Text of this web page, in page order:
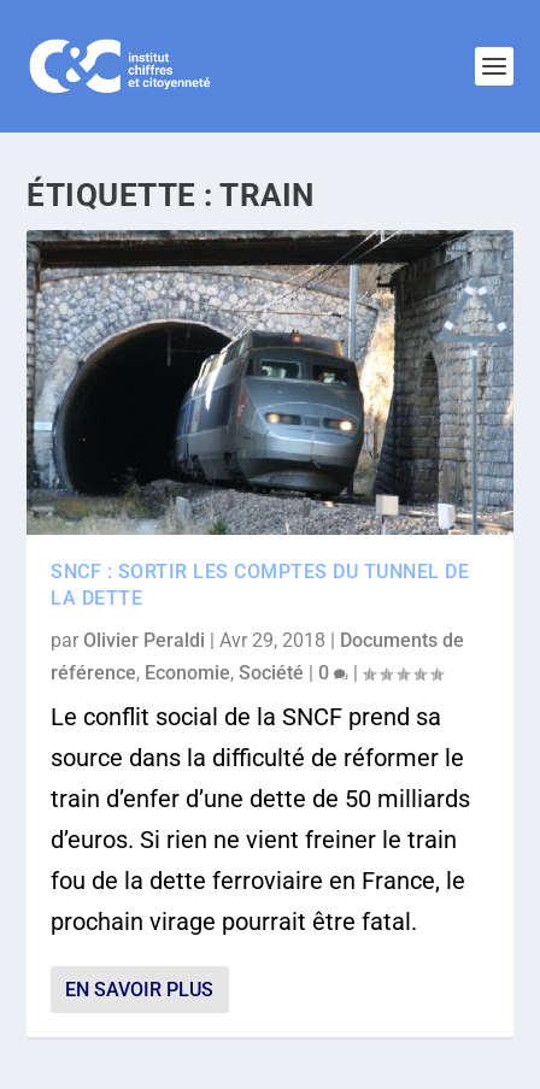
ÉTIQUETTE :TRAIN
SNCF : SORTIR LES COMPTES DU TUNNEL DE
LA DETTE
parOlivier Peraldi |Avr 29, 2018 | Documents de
référence, Economie,Société |0 |
Le conflit social de la SNCF prend sa
source dans la difficulté de réformer le
train d’enfer d’une dette de 50 milliards
d’euros. Si rien ne vient freiner le train
fou de la dette ferroviaire en France, le
prochain virage pourrait être fatal.
EN SAVOIR PLUS